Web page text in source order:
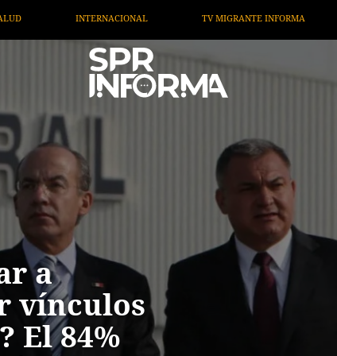
TV MIGRANTE INFORMA OPINIÓN ARTÍCULOS
a
vínculos
El 84%